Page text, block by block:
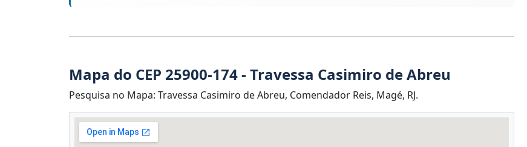
Mapa do CEP 25900-174 - Travessa Casimiro de Abreu
Pesquisa no Mapa: Travessa Casimiro de Abreu, Comendador Reis, Magé, RJ.